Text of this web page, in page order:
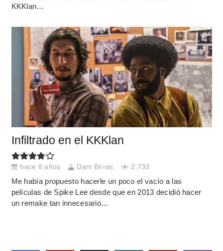
KKKlan…
Infiltrado en el KKKlan
hace 8 años Dani Birras 2.733
Me había propuesto hacerle un poco el vacío a las
películas de Spike Lee desde que en 2013 decidió hacer
un remake tan innecesario…